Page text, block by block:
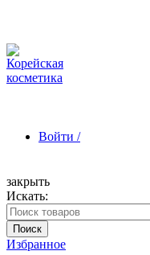
Войти /
Зарегистрироваться
закрыть
Искать:
Поиск
Избранное